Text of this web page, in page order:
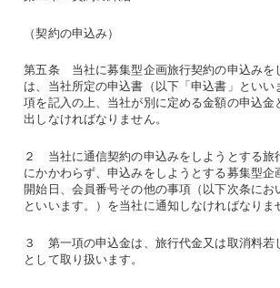
（契約の申込み）
第五条 当社に募集型企画旅行契約の申込みを
は、当社所定の申込書（以下「申込書」といい
項を記入の上、当社が別に定める金額の申込金
出しなければなりません。
２ 当社に通信契約の申込みをしようとする旅
にかかわらず、申込みをしようとする募集型企
開始日、会員番号その他の事項（以下次条にお
といいます。）を当社に通知しなければなりま
３ 第一項の申込金は、旅行代金又は取消料若
として取り扱います。